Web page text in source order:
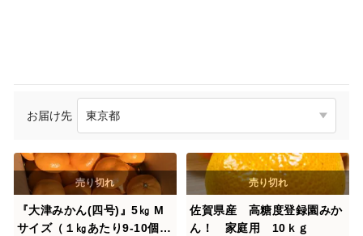
お届け先
『大津みかん(四号)』5㎏ M
サイズ（１㎏あたり9-10個）
佐賀県産 高糖度登録園みか
ん！ 家庭用 10ｋｇ